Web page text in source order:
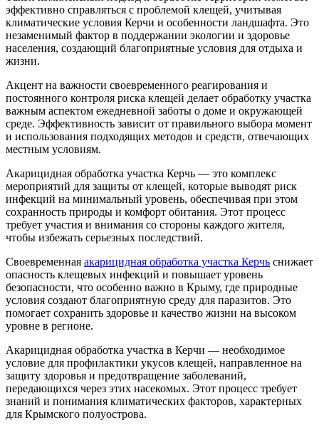
эффективно справляться с проблемой клещей, учитывая
климатические условия Керчи и особенности ландшафта. Это
незаменимый фактор в поддержании экологии и здоровье
населения, создающий благоприятные условия для отдыха и
жизни.
Акцент на важности своевременного реагирования и
постоянного контроля риска клещей делает обработку участка
важным аспектом ежедневной заботы о доме и окружающей
среде. Эффективность зависит от правильного выбора момент
и использования подходящих методов и средств, отвечающих
местным условиям.
Акарицидная обработка участка Керчь — это комплекс
мероприятий для защиты от клещей, которые выводят риск
инфекций на минимальный уровень, обеспечивая при этом
сохранность природы и комфорт обитания. Этот процесс
требует участия и внимания со стороны каждого жителя,
чтобы избежать серьезных последствий.
Своевременная акарицидная обработка участка Керчь снижает
опасность клещевых инфекций и повышает уровень
безопасности, что особенно важно в Крыму, где природные
условия создают благоприятную среду для паразитов. Это
помогает сохранить здоровье и качество жизни на высоком
уровне в регионе.
Акарицидная обработка участка в Керчи — необходимое
условие для профилактики укусов клещей, направленное на
защиту здоровья и предотвращение заболеваний,
передающихся через этих насекомых. Этот процесс требует
знаний и понимания климатических факторов, характерных
для Крымского полуострова.